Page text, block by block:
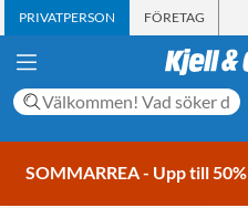
PRIVATPERSON FÖRETAG
SOMMARREA - Upp till 50%